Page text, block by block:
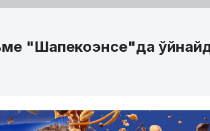
"Шапекоэнсе"да